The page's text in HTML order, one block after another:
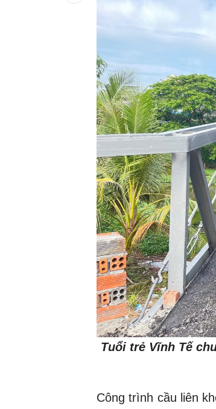
Tuổi trẻ Vĩnh Tế
Công trình cầu liên